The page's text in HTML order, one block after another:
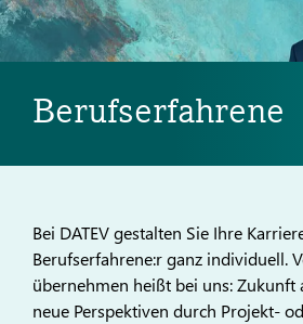
Berufserfahrene
Bei DATEV gestalten Sie Ihre
Berufserfahrene:r ganz individuell.
übernehmen heißt bei uns: Zukunft
neue Perspektiven durch Projekt-